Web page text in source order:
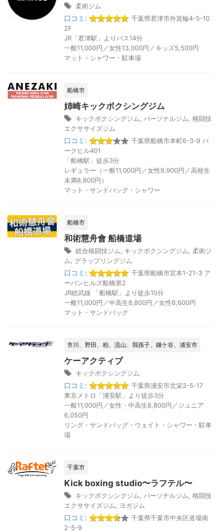
柔術ジム
口コミ:
千葉県君津市外箕輪4-5-10
2F
JR「君津駅」よりバス14分
一般11,000円／女性13,000円／キッズ5,500円
マット・シャワー・駐車場
船橋市
姉崎キックボクシングジム
キックボクシングジム パーソナルジム
格闘技
エクササイズジム
口コミ:
千葉県船橋市本町6-3-9 パ
ークヒル401
「船橋駅」徒歩3分
レギュラー（一般11,000円／女性9,900円／高校生
未満8,800円）
マット・サンドバッグ・シャワー
船橋市
和術慧舟會 船橋道場
総合格闘技ジム キックボクシングジム
柔術ジ
ム
グラップリングジム
口コミ:
千葉県船橋市宮本1-21-3 ア
ーバンヒルズ船橋第2
JR総武線 「船橋駅」より徒歩10分
一般11,000円／中高生8,800円／女性6,600円
マット・サンドバッグ
市川、野田、柏、流山、我孫子、鎌ケ谷、浦安市
ケーアクティブ
キックボクシングジム
口コミ:
千葉県浦安市北栄2-5-17
東京メトロ「浦安駅」より徒歩3分
一般11,000円／女性・中高生8,800円／ジュニア
6,050円
リング・サンドバッグ・ウェイト・シャワー・駐車
場
千葉市
Kick boxing studio〜ラフテル〜
キックボクシングジム パーソナルジム
格闘技
エクササイズジム
ヨガジム
口コミ:
千葉県千葉市中央区道場南
2-5-9